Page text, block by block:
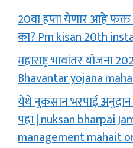
20वा हप्ता येणार आहे
का? Pm kisan 20th
महाराष्ट्र भावांतर योजना
Bhavantar yojana
येथे नुकसान भरपाई
पहा | nuksan bharpai
management mahait